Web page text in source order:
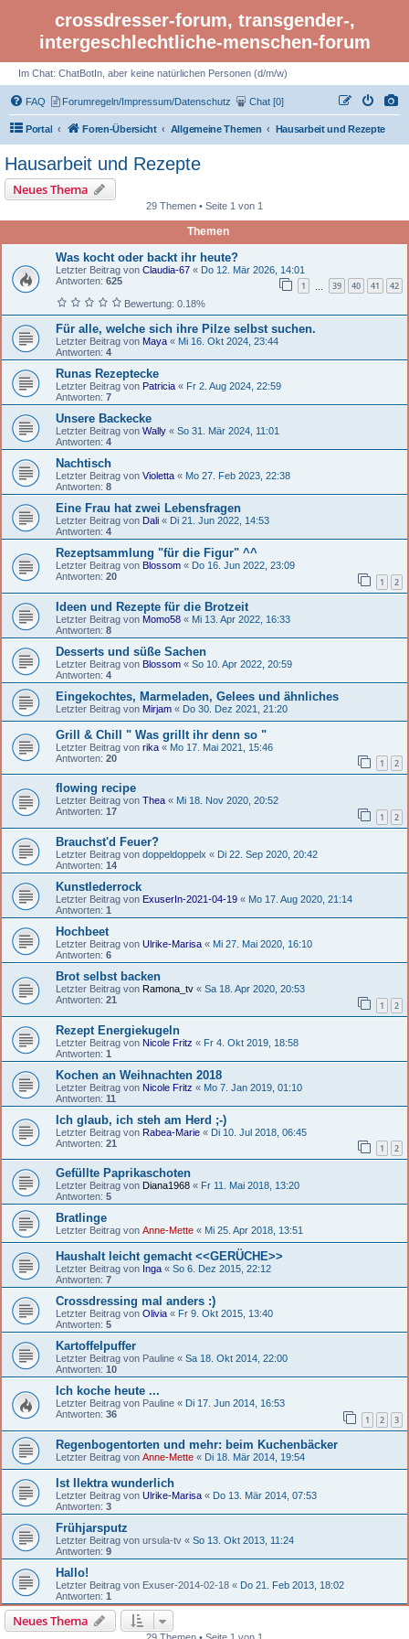
crossdresser-forum, transgender-,
intergeschlechtliche-menschen-forum
Im Chat: ChatBotIn, aber keine natürlichen Personen (d/m/w)
FAQ Forumregeln/Impressum/Datenschutz Chat [0]
Portal Foren-Übersicht Allgemeine Themen Hausarbeit und Rezepte
Hausarbeit und Rezepte
Neues Thema
29 Themen • Seite 1 von 1
Themen
Was kocht oder backt ihr heute?
Letzter Beitrag von Claudia-67 « Do 12. Mär 2026, 14:01
Antworten: 625 1 39 40 41 42
Bewertung: 0.18%
Für alle, welche sich ihre Pilze selbst suchen.
Letzter Beitrag von Maya « Mi 16. Okt 2024, 23:44
Antworten: 4
Runas Rezeptecke
Letzter Beitrag von Patricia « Fr 2. Aug 2024, 22:59
Antworten: 7
Unsere Backecke
Letzter Beitrag von Wally « So 31. Mär 2024, 11:01
Antworten: 4
Nachtisch
Letzter Beitrag von Violetta « Mo 27. Feb 2023, 22:38
Antworten: 8
Eine Frau hat zwei Lebensfragen
Letzter Beitrag von Dali « Di 21. Jun 2022, 14:53
Antworten: 4
Rezeptsammlung "für die Figur" ^^
Letzter Beitrag von Blossom « Do 16. Jun 2022, 23:09
Antworten: 20 1 2
Ideen und Rezepte für die Brotzeit
Letzter Beitrag von Momo58 « Mi 13. Apr 2022, 16:33
Antworten: 8
Desserts und süße Sachen
Letzter Beitrag von Blossom « So 10. Apr 2022, 20:59
Antworten: 4
Eingekochtes, Marmeladen, Gelees und ähnliches
Letzter Beitrag von Mirjam « Do 30. Dez 2021, 21:20
Grill & Chill " Was grillt ihr denn so "
Letzter Beitrag von rika « Mo 17. Mai 2021, 15:46
Antworten: 20 1 2
flowing recipe
Letzter Beitrag von Thea « Mi 18. Nov 2020, 20:52
Antworten: 17 1 2
Brauchst'd Feuer?
Letzter Beitrag von doppeldoppelx « Di 22. Sep 2020, 20:42
Antworten: 14
Kunstlederrock
Letzter Beitrag von ExuserIn-2021-04-19 « Mo 17. Aug 2020, 21:14
Antworten: 1
Hochbeet
Letzter Beitrag von Ulrike-Marisa « Mi 27. Mai 2020, 16:10
Antworten: 6
Brot selbst backen
Letzter Beitrag von Ramona_tv « Sa 18. Apr 2020, 20:53
Antworten: 21 1 2
Rezept Energiekugeln
Letzter Beitrag von Nicole Fritz « Fr 4. Okt 2019, 18:58
Antworten: 1
Kochen an Weihnachten 2018
Letzter Beitrag von Nicole Fritz « Mo 7. Jan 2019, 01:10
Antworten: 11
Ich glaub, ich steh am Herd ;-)
Letzter Beitrag von Rabea-Marie « Di 10. Jul 2018, 06:45
Antworten: 21 1 2
Gefüllte Paprikaschoten
Letzter Beitrag von Diana1968 « Fr 11. Mai 2018, 13:20
Antworten: 5
Bratlinge
Letzter Beitrag von Anne-Mette « Mi 25. Apr 2018, 13:51
Haushalt leicht gemacht <<GERÜCHE>>
Letzter Beitrag von Inga « So 6. Dez 2015, 22:12
Antworten: 7
Crossdressing mal anders :)
Letzter Beitrag von Olivia « Fr 9. Okt 2015, 13:40
Antworten: 5
Kartoffelpuffer
Letzter Beitrag von Pauline « Sa 18. Okt 2014, 22:00
Antworten: 10
Ich koche heute ...
Letzter Beitrag von Pauline « Di 17. Jun 2014, 16:53
Antworten: 36 1 2 3
Regenbogentorten und mehr: beim Kuchenbäcker
Letzter Beitrag von Anne-Mette « Di 18. Mär 2014, 19:54
Ist Ilektra wunderlich
Letzter Beitrag von Ulrike-Marisa « Do 13. Mär 2014, 07:53
Antworten: 3
Frühjarsputz
Letzter Beitrag von ursula-tv « So 13. Okt 2013, 11:24
Antworten: 9
Hallo!
Letzter Beitrag von Exuser-2014-02-18 « Do 21. Feb 2013, 18:02
Antworten: 1
Neues Thema